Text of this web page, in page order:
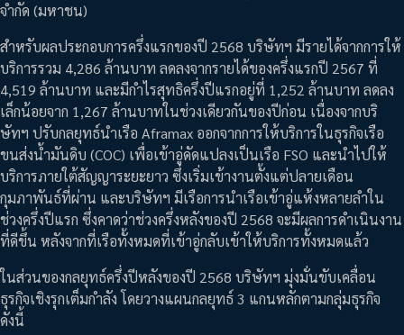
จำกัด (มหาชน)
สำหรับผลประกอบการครึ่งแรกของปี 2568 บริษัทฯ มีรายได้จากการให้
บริการรวม 4,286 ล้านบาท ลดลงจากรายได้ของครึ่งแรกปี 2567 ที่
4,519 ล้านบาท และมีกำไรสุทธิครึ่งปีแรกอยู่ที่ 1,252 ล้านบาท ลดลง
เล็กน้อยจาก 1,267 ล้านบาทในช่วงเดียวกันของปีก่อน เนื่องจากบริ
ษัทฯ​ ปรับกลยุทธ์นำเรือ Aframax ออกจากการให้บริการในธุรกิจเรือ
ขนส่งน้ำมันดิบ (COC) เพื่อเข้าอู่ดัดแปลงเป็นเรือ FSO และนำไปให้
บริการภายใต้สัญญาระยะยาว ซึ่งเริ่มเข้างานตั้งแต่ปลายเดือน
กุมภาพันธ์ที่ผ่าน และบริษัทฯ มีเรือการนำเรือเข้าอู่แห้งหลายลำใน
ช่วงครึ่งปีแรก ซึ่งคาดว่าช่วงครึ่งหลังของปี 2568 จะมีผลการดำเนินงาน
ที่ดีขึ้น หลังจากที่เรือทั้งหมดที่เข้าอู่กลับเข้าให้บริการทั้งหมดแล้ว
ในส่วนของกลยุทธ์ครึ่งปีหลังของปี 2568 บริษัทฯ มุ่งมั่นขับเคลื่อน
ธุรกิจเชิงรุกเต็มกำลัง โดยวางแผนกลยุทธ์ 3 แกนหลักตามกลุ่มธุรกิจ
ดังนี้